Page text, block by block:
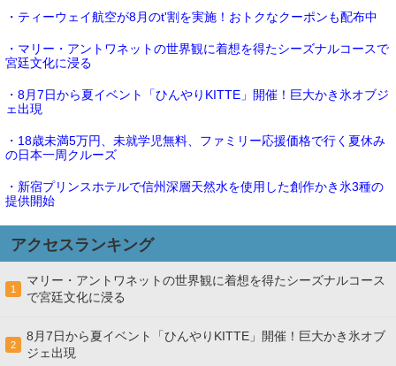
・ティーウェイ航空が8月のt'割を実施！おトクなクーポンも配布中
・マリー・アントワネットの世界観に着想を得たシーズナルコースで
宮廷文化に浸る
・8月7日から夏イベント「ひんやりKITTE」開催！巨大かき氷オブジ
ェ出現
・18歳未満5万円、未就学児無料、ファミリー応援価格で行く夏休み
の日本一周クルーズ
・新宿プリンスホテルで信州深層天然水を使用した創作かき氷3種の
提供開始
アクセスランキング
1
マリー・アントワネットの世界観に着想を得たシーズナルコース
で宮廷文化に浸る
2
8月7日から夏イベント「ひんやりKITTE」開催！巨大かき氷オブ
ジェ出現